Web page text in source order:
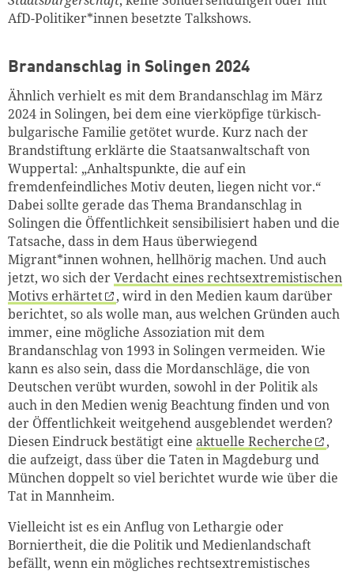
AfD-Politiker*innen besetzte Talkshows.
Brandanschlag in Solingen 2024
Ähnlich verhielt es mit dem Brandanschlag im März
2024 in Solingen, bei dem eine vierköpfige türkisch-
bulgarische Familie getötet wurde. Kurz nach der
Brandstiftung erklärte die Staatsanwaltschaft von
Wuppertal: „Anhaltspunkte, die auf ein
fremdenfeindliches Motiv deuten, liegen nicht vor.“
Dabei sollte gerade das Thema Brandanschlag in
Solingen die Öffentlichkeit sensibilisiert haben und die
Tatsache, dass in dem Haus überwiegend
Migrant*innen wohnen, hellhörig machen. Und auch
jetzt, wo sich derVerdacht eines rechtsextremistischen
Motivs erhärtet
, wird in den Medien kaum darüber
berichtet, so als wolle man, aus welchen Gründen auch
immer, eine mögliche Assoziation mit dem
Brandanschlag von 1993 in Solingen vermeiden. Wie
kann es also sein, dass die Mordanschläge, die von
Deutschen verübt wurden, sowohl in der Politik als
auch in den Medien wenig Beachtung finden und von
der Öffentlichkeit weitgehend ausgeblendet werden?
Diesen Eindruck bestätigt eine aktuelle Recherche
,
die aufzeigt, dass über die Taten in Magdeburg und
München doppelt so viel berichtet wurde wie über die
Tat in Mannheim.
Vielleicht ist es ein Anflug von Lethargie oder
Borniertheit, die die Politik und Medienlandschaft
befällt, wenn ein mögliches rechtsextremistisches